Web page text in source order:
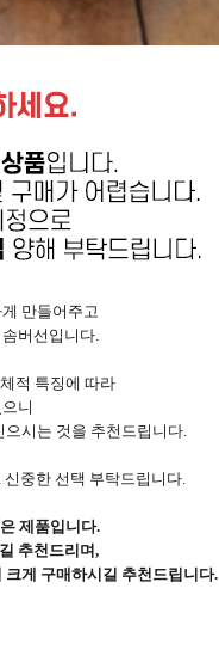
만들어주고
버선입니다.
적 특징에 따라
니
시는 것을 추천드립니다.
중한 선택 부탁드립니다.
제품입니다.
추천드리며,
게 구매하시길 추천드립니다.